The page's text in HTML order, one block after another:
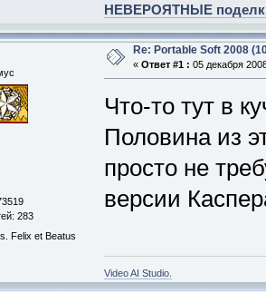
НЕВЕРОЯТНЫЕ
283
Felix et Beatus
Re: Portable Soft 2008
« Ответ #1 : 05 декабря
Что-то тут в
Половина из
просто не
версии
Video AI Studio.